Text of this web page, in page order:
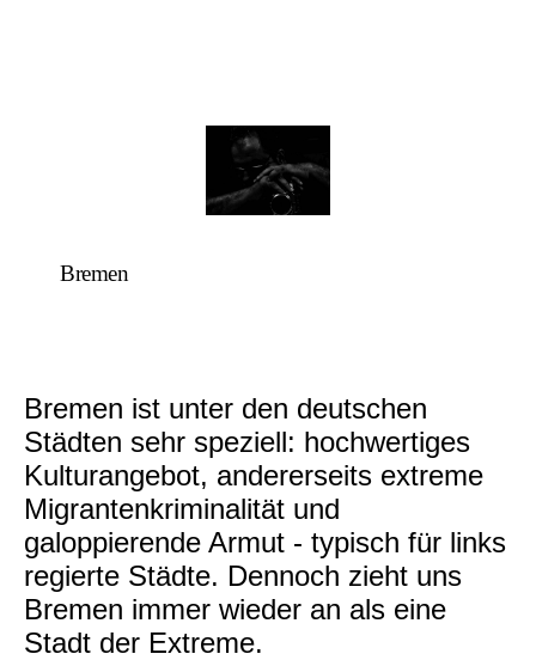
Bremen
Bremen ist unter den deutschen
Städten sehr speziell: hochwertiges
Kulturangebot, andererseits extreme
Migrantenkriminalität und
galoppierende Armut - typisch für links
regierte Städte. Dennoch zieht uns
Bremen immer wieder an als eine
Stadt der Extreme.